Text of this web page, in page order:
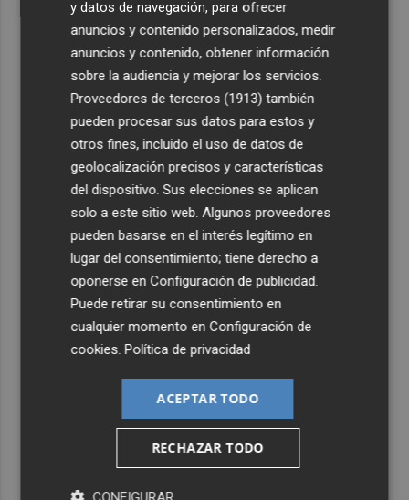
y datos de navegación, para ofrecer
anuncios y contenido personalizados, medir
anuncios y contenido, obtener información
sobre la audiencia y mejorar los servicios.
Proveedores de terceros (1913) también
pueden procesar sus datos para estos y
otros fines, incluido el uso de datos de
geolocalización precisos y características
del dispositivo. Sus elecciones se aplican
solo a este sitio web. Algunos proveedores
pueden basarse en el interés legítimo en
lugar del consentimiento; tiene derecho a
oponerse enConfiguración de publicidad
Puede retirar su consentimiento en
cualquier momento enConfiguración de
cookies .Política de privacidad
ACEPTAR TODO
RECHAZAR TODO